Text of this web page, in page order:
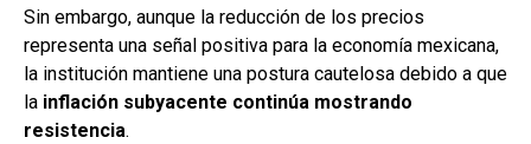
Sin embargo, aunque la reducción de los precios
representa una señal positiva para la economía mexicana,
la institución mantiene una postura cautelosa debido a que
la inflación subyacente continúa mostrando
resistencia.